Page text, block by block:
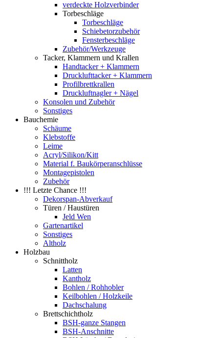
verdeckte Holzverbinder
Torbeschläge
Torbeschläge
Schiebetorzubehör
Fensterbeschläge
Zubehör/Werkzeuge
Tacker, Klammern und Krallen
Handtacker + Klammern
Drucklufttacker + Klammern
Profilbrettkrallen
Druckluftnagler + Nägel
Konsolen und Zubehör
Sonstiges
Bauchemie
Schäume
Klebstoffe
Leime
Acryl/Silikon/Kitt
Material f. Baukörperanschlüsse
Montagepistolen
Zubehör
!!! Letzte Chance !!!
Dekorspan-Abverkauf
Türen / Haustüren
Jeld Wen
Gartenartikel
Sonstiges
Altholz
Holzbau
Schnittholz
Latten
Kantholz
Bohlen / Rohhobler
Keilbohlen / Holzkeile
Dachschalung
Brettschichtholz
BSH-ganze Stangen
BSH-Anschnitte